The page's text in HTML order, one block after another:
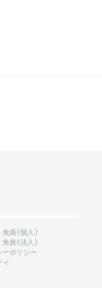
免責(個人)
免責(法人)
ーポリシー